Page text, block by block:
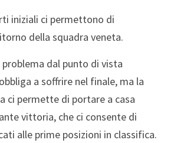
iniziali ci permettono di
della squadra veneta.
problema dal punto di vista
a soffrire nel finale, ma la
ci permette di portare a casa
vittoria, che ci consente di
alle prime posizioni in classifica.